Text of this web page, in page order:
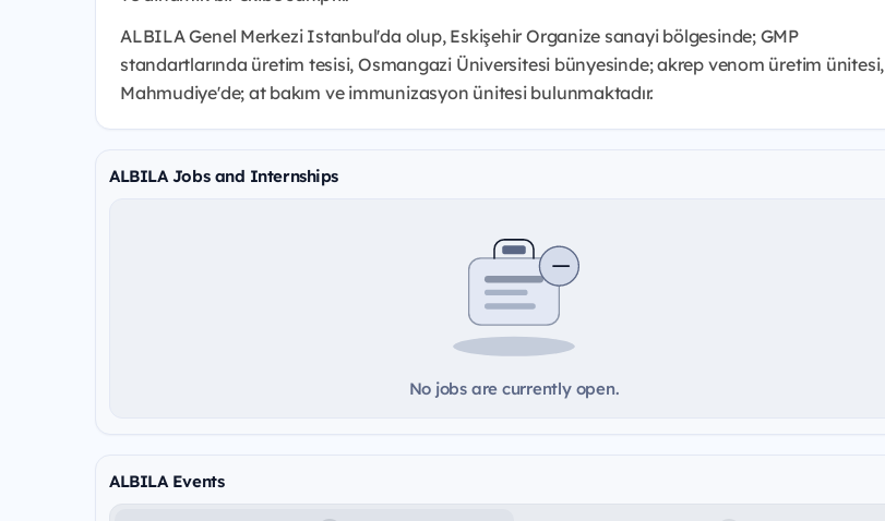
ALBILA Genel Merkezi Istanbul'da olup, Eskişehir Organize sanayi bölgesinde; GMP
standartlarında üretim tesisi, Osmangazi Üniversitesi bünyesinde; akrep venom üretim ünitesi,
Mahmudiye'de; at bakım ve immunizasyon ünitesi bulunmaktadır.
ALBILA Jobs and Internships
No jobs are currently open.
ALBILA Events